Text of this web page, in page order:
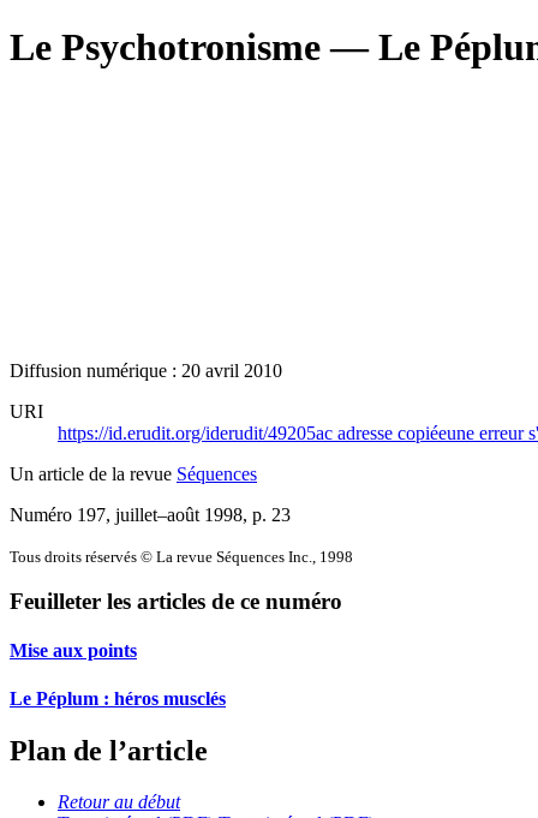
Le Psychotronisme — Le
Diffusion numérique : 20 avril 2010
URI
https://id.erudit.org/iderudit/49205ac adresse copiéeune erreur
Un article de la revue Séquences
Numéro 197, juillet–août 1998, p. 23
Tous droits réservés © La revue Séquences Inc., 1998
Feuilleter les articles de ce numéro
Mise aux points
Le Péplum : héros musclés
Plan de l’article
Retour au début